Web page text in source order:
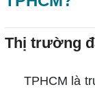
Thị trường
TPHCM là